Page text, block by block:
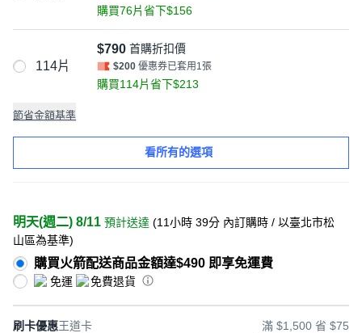
購買76片省下$156
114片
$790 首購折扣價
$200 優惠券已套用1張
購買114片省下$213
節省金額基準
看所有的選項
明天(週二) 8/11 預計送達 (11小時 39分 內訂購時 / 以臺北市松
山區為基準)
購買火箭配送商品金額達$490 即享免運費
免運 免費退貨
刷卡優惠王道卡
滿 $1,500 省 $75